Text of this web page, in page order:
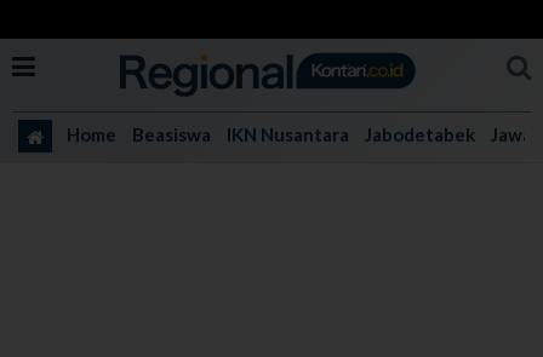
Home Beasiswa IKN Nusantara Jabodetabek Jawa